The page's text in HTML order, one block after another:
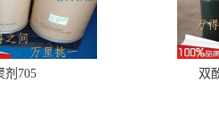
剂705 双